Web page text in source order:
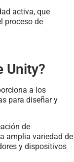
activa, que
proceso de
Unity?
a los
para diseñar y
de
amplia variedad de
y dispositivos